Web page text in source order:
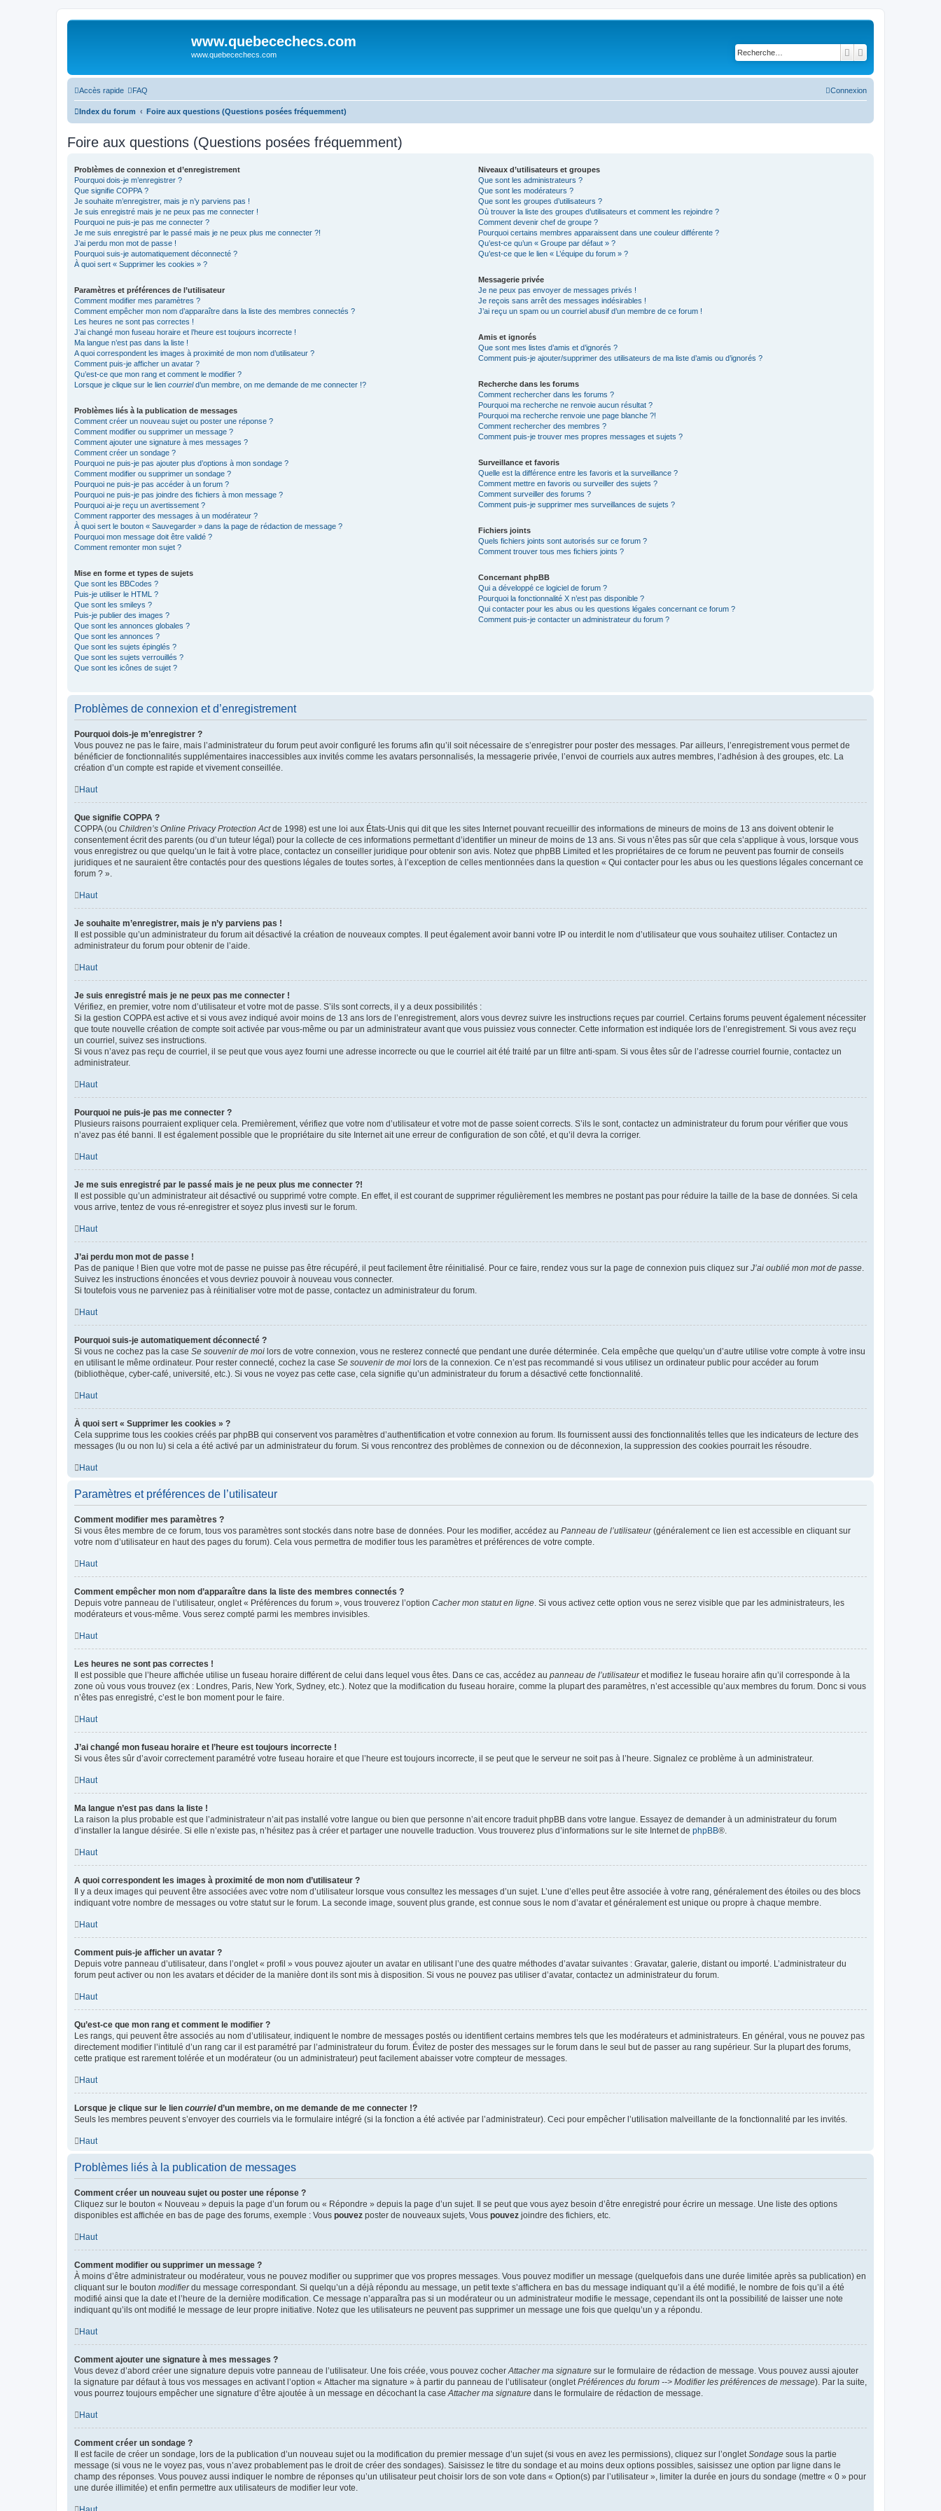
www.quebecechecs.com
www.quebecechecs.com Rechercher
Accès rapide FAQ Connexion
Index du forum Foire aux questions (Questions posées fréquemment)
Foire aux questions (Questions posées fréquemment)
Problèmes de connexion et d’enregistrement
Pourquoi dois-je m’enregistrer ?
Que signifie COPPA ?
Je souhaite m’enregistrer, mais je n’y parviens pas !
Je suis enregistré mais je ne peux pas me connecter !
Pourquoi ne puis-je pas me connecter ?
Je me suis enregistré par le passé mais je ne peux plus me connecter ?!
J’ai perdu mon mot de passe !
Pourquoi suis-je automatiquement déconnecté ?
À quoi sert « Supprimer les cookies » ?
Paramètres et préférences de l’utilisateur
Comment modifier mes paramètres ?
Comment empêcher mon nom d’apparaître dans la liste des membres connectés ?
Les heures ne sont pas correctes !
J’ai changé mon fuseau horaire et l’heure est toujours incorrecte !
Ma langue n’est pas dans la liste !
A quoi correspondent les images à proximité de mon nom d’utilisateur ?
Comment puis-je afficher un avatar ?
Qu’est-ce que mon rang et comment le modifier ?
Lorsque je clique sur le lien courrield’un membre, on me demande de me connecter !?
Problèmes liés à la publication de messages
Comment créer un nouveau sujet ou poster une réponse ?
Comment modifier ou supprimer un message ?
Comment ajouter une signature à mes messages ?
Comment créer un sondage ?
Pourquoi ne puis-je pas ajouter plus d’options à mon sondage ?
Comment modifier ou supprimer un sondage ?
Pourquoi ne puis-je pas accéder à un forum ?
Pourquoi ne puis-je pas joindre des fichiers à mon message ?
Pourquoi ai-je reçu un avertissement ?
Comment rapporter des messages à un modérateur ?
À quoi sert le bouton « Sauvegarder » dans la page de rédaction de message ?
Pourquoi mon message doit être validé ?
Comment remonter mon sujet ?
Mise en forme et types de sujets
Que sont les BBCodes ?
Puis-je utiliser le HTML ?
Que sont les smileys ?
Puis-je publier des images ?
Que sont les annonces globales ?
Que sont les annonces ?
Que sont les sujets épinglés ?
Que sont les sujets verrouillés ?
Que sont les icônes de sujet ?
Niveaux d’utilisateurs et groupes
Que sont les administrateurs ?
Que sont les modérateurs ?
Que sont les groupes d’utilisateurs ?
Où trouver la liste des groupes d’utilisateurs et comment les rejoindre ?
Comment devenir chef de groupe ?
Pourquoi certains membres apparaissent dans une couleur différente ?
Qu’est-ce qu’un « Groupe par défaut » ?
Qu’est-ce que le lien « L’équipe du forum » ?
Messagerie privée
Je ne peux pas envoyer de messages privés !
Je reçois sans arrêt des messages indésirables !
J’ai reçu un spam ou un courriel abusif d’un membre de ce forum !
Amis et ignorés
Que sont mes listes d’amis et d’ignorés ?
Comment puis-je ajouter/supprimer des utilisateurs de ma liste d’amis ou d’ignorés ?
Recherche dans les forums
Comment rechercher dans les forums ?
Pourquoi ma recherche ne renvoie aucun résultat ?
Pourquoi ma recherche renvoie une page blanche ?!
Comment rechercher des membres ?
Comment puis-je trouver mes propres messages et sujets ?
Surveillance et favoris
Quelle est la différence entre les favoris et la surveillance ?
Comment mettre en favoris ou surveiller des sujets ?
Comment surveiller des forums ?
Comment puis-je supprimer mes surveillances de sujets ?
Fichiers joints
Quels fichiers joints sont autorisés sur ce forum ?
Comment trouver tous mes fichiers joints ?
Concernant phpBB
Qui a développé ce logiciel de forum ?
Pourquoi la fonctionnalité X n’est pas disponible ?
Qui contacter pour les abus ou les questions légales concernant ce forum ?
Comment puis-je contacter un administrateur du forum ?
Problèmes de connexion et d’enregistrement
Pourquoi dois-je m’enregistrer ?
Vous pouvez ne pas le faire, mais l’administrateur du forum peut avoir configuré les forums afin qu’il soit nécessaire de s’enregistrer pour poster des messages. Par ailleurs, l’enregistrement vous permet de
bénéficier de fonctionnalités supplémentaires inaccessibles aux invités comme les avatars personnalisés, la messagerie privée, l’envoi de courriels aux autres membres, l’adhésion à des groupes, etc. La
création d’un compte est rapide et vivement conseillée.
Haut
Que signifie COPPA ?
COPPA (ou Children’s Online Privacy Protection Actde 1998) est une loi aux États-Unis qui dit que les sites Internet pouvant recueillir des informations de mineurs de moins de 13 ans doivent obtenir le
consentement écrit des parents (ou d’un tuteur légal) pour la collecte de ces informations permettant d’identifier un mineur de moins de 13 ans. Si vous n’êtes pas sûr que cela s’applique à vous, lorsque vous
vous enregistrez ou que quelqu’un le fait à votre place, contactez un conseiller juridique pour obtenir son avis. Notez que phpBB Limited et les propriétaires de ce forum ne peuvent pas fournir de conseils
juridiques et ne sauraient être contactés pour des questions légales de toutes sortes, à l’exception de celles mentionnées dans la question « Qui contacter pour les abus ou les questions légales concernant ce
forum ? ».
Haut
Je souhaite m’enregistrer, mais je n’y parviens pas !
Il est possible qu’un administrateur du forum ait désactivé la création de nouveaux comptes. Il peut également avoir banni votre IP ou interdit le nom d’utilisateur que vous souhaitez utiliser. Contactez un
administrateur du forum pour obtenir de l’aide.
Haut
Je suis enregistré mais je ne peux pas me connecter !
Vérifiez, en premier, votre nom d’utilisateur et votre mot de passe. S’ils sont corrects, il y a deux possibilités :
Si la gestion COPPA est active et si vous avez indiqué avoir moins de 13 ans lors de l’enregistrement, alors vous devrez suivre les instructions reçues par courriel. Certains forums peuvent également nécessiter
que toute nouvelle création de compte soit activée par vous-même ou par un administrateur avant que vous puissiez vous connecter. Cette information est indiquée lors de l’enregistrement. Si vous avez reçu
un courriel, suivez ses instructions.
Si vous n’avez pas reçu de courriel, il se peut que vous ayez fourni une adresse incorrecte ou que le courriel ait été traité par un filtre anti-spam. Si vous êtes sûr de l’adresse courriel fournie, contactez un
administrateur.
Haut
Pourquoi ne puis-je pas me connecter ?
Plusieurs raisons pourraient expliquer cela. Premièrement, vérifiez que votre nom d’utilisateur et votre mot de passe soient corrects. S’ils le sont, contactez un administrateur du forum pour vérifier que vous
n’avez pas été banni. Il est également possible que le propriétaire du site Internet ait une erreur de configuration de son côté, et qu’il devra la corriger.
Haut
Je me suis enregistré par le passé mais je ne peux plus me connecter ?!
Il est possible qu’un administrateur ait désactivé ou supprimé votre compte. En effet, il est courant de supprimer régulièrement les membres ne postant pas pour réduire la taille de la base de données. Si cela
vous arrive, tentez de vous ré-enregistrer et soyez plus investi sur le forum.
Haut
J’ai perdu mon mot de passe !
Pas de panique ! Bien que votre mot de passe ne puisse pas être récupéré, il peut facilement être réinitialisé. Pour ce faire, rendez vous sur la page de connexion puis cliquez sur J’ai oublié mon mot de passe
Suivez les instructions énoncées et vous devriez pouvoir à nouveau vous connecter.
Si toutefois vous ne parveniez pas à réinitialiser votre mot de passe, contactez un administrateur du forum.
Haut
Pourquoi suis-je automatiquement déconnecté ?
Si vous ne cochez pas la case Se souvenir de moi lors de votre connexion, vous ne resterez connecté que pendant une durée déterminée. Cela empêche que quelqu’un d’autre utilise votre compte à votre insu
en utilisant le même ordinateur. Pour rester connecté, cochez la case Se souvenir de moi lors de la connexion. Ce n’est pas recommandé si vous utilisez un ordinateur public pour accéder au forum
(bibliothèque, cyber-café, université, etc.). Si vous ne voyez pas cette case, cela signifie qu’un administrateur du forum a désactivé cette fonctionnalité.
Haut
À quoi sert « Supprimer les cookies » ?
Cela supprime tous les cookies créés par phpBB qui conservent vos paramètres d’authentification et votre connexion au forum. Ils fournissent aussi des fonctionnalités telles que les indicateurs de lecture des
messages (lu ou non lu) si cela a été activé par un administrateur du forum. Si vous rencontrez des problèmes de connexion ou de déconnexion, la suppression des cookies pourrait les résoudre.
Haut
Paramètres et préférences de l’utilisateur
Comment modifier mes paramètres ?
Si vous êtes membre de ce forum, tous vos paramètres sont stockés dans notre base de données. Pour les modifier, accédez au Panneau de l’utilisateur(généralement ce lien est accessible en cliquant sur
votre nom d’utilisateur en haut des pages du forum). Cela vous permettra de modifier tous les paramètres et préférences de votre compte.
Haut
Comment empêcher mon nom d’apparaître dans la liste des membres connectés ?
Depuis votre panneau de l’utilisateur, onglet « Préférences du forum », vous trouverez l’option Cacher mon statut en ligne . Si vous activez cette option vous ne serez visible que par les administrateurs, les
modérateurs et vous-même. Vous serez compté parmi les membres invisibles.
Haut
Les heures ne sont pas correctes !
Il est possible que l’heure affichée utilise un fuseau horaire différent de celui dans lequel vous êtes. Dans ce cas, accédez au panneau de l’utilisateuret modifiez le fuseau horaire afin qu’il corresponde à la
zone où vous vous trouvez (ex : Londres, Paris, New York, Sydney, etc.). Notez que la modification du fuseau horaire, comme la plupart des paramètres, n’est accessible qu’aux membres du forum. Donc si vous
n’êtes pas enregistré, c’est le bon moment pour le faire.
Haut
J’ai changé mon fuseau horaire et l’heure est toujours incorrecte !
Si vous êtes sûr d’avoir correctement paramétré votre fuseau horaire et que l’heure est toujours incorrecte, il se peut que le serveur ne soit pas à l’heure. Signalez ce problème à un administrateur.
Haut
Ma langue n’est pas dans la liste !
La raison la plus probable est que l’administrateur n’ait pas installé votre langue ou bien que personne n’ait encore traduit phpBB dans votre langue. Essayez de demander à un administrateur du forum
d’installer la langue désirée. Si elle n’existe pas, n’hésitez pas à créer et partager une nouvelle traduction. Vous trouverez plus d’informations sur le site Internet de phpBB®.
Haut
A quoi correspondent les images à proximité de mon nom d’utilisateur ?
Il y a deux images qui peuvent être associées avec votre nom d’utilisateur lorsque vous consultez les messages d’un sujet. L’une d’elles peut être associée à votre rang, généralement des étoiles ou des blocs
indiquant votre nombre de messages ou votre statut sur le forum. La seconde image, souvent plus grande, est connue sous le nom d’avatar et généralement est unique ou propre à chaque membre.
Haut
Comment puis-je afficher un avatar ?
Depuis votre panneau d’utilisateur, dans l’onglet « profil » vous pouvez ajouter un avatar en utilisant l’une des quatre méthodes d’avatar suivantes : Gravatar, galerie, distant ou importé. L’administrateur du
forum peut activer ou non les avatars et décider de la manière dont ils sont mis à disposition. Si vous ne pouvez pas utiliser d’avatar, contactez un administrateur du forum.
Haut
Qu’est-ce que mon rang et comment le modifier ?
Les rangs, qui peuvent être associés au nom d’utilisateur, indiquent le nombre de messages postés ou identifient certains membres tels que les modérateurs et administrateurs. En général, vous ne pouvez pas
directement modifier l’intitulé d’un rang car il est paramétré par l’administrateur du forum. Évitez de poster des messages sur le forum dans le seul but de passer au rang supérieur. Sur la plupart des forums,
cette pratique est rarement tolérée et un modérateur (ou un administrateur) peut facilement abaisser votre compteur de messages.
Haut
Lorsque je clique sur le lien courrield’un membre, on me demande de me connecter !?
Seuls les membres peuvent s’envoyer des courriels via le formulaire intégré (si la fonction a été activée par l’administrateur). Ceci pour empêcher l’utilisation malveillante de la fonctionnalité par les invités.
Haut
Problèmes liés à la publication de messages
Comment créer un nouveau sujet ou poster une réponse ?
Cliquez sur le bouton « Nouveau » depuis la page d’un forum ou « Répondre » depuis la page d’un sujet. Il se peut que vous ayez besoin d’être enregistré pour écrire un message. Une liste des options
disponibles est affichée en bas de page des forums, exemple : Vous pouvez poster de nouveaux sujets, Vous pouvez joindre des fichiers, etc.
Haut
Comment modifier ou supprimer un message ?
À moins d’être administrateur ou modérateur, vous ne pouvez modifier ou supprimer que vos propres messages. Vous pouvez modifier un message (quelquefois dans une durée limitée après sa publication) en
cliquant sur le bouton modifierdu message correspondant. Si quelqu’un a déjà répondu au message, un petit texte s’affichera en bas du message indiquant qu’il a été modifié, le nombre de fois qu’il a été
modifié ainsi que la date et l’heure de la dernière modification. Ce message n’apparaîtra pas si un modérateur ou un administrateur modifie le message, cependant ils ont la possibilité de laisser une note
indiquant qu’ils ont modifié le message de leur propre initiative. Notez que les utilisateurs ne peuvent pas supprimer un message une fois que quelqu’un y a répondu.
Haut
Comment ajouter une signature à mes messages ?
Vous devez d’abord créer une signature depuis votre panneau de l’utilisateur. Une fois créée, vous pouvez cocher Attacher ma signature sur le formulaire de rédaction de message. Vous pouvez aussi ajouter
la signature par défaut à tous vos messages en activant l’option « Attacher ma signature » à partir du panneau de l’utilisateur (onglet Préférences du forum --> Modifier les préférences de message). Par la suite,
vous pourrez toujours empêcher une signature d’être ajoutée à un message en décochant la case Attacher ma signature dans le formulaire de rédaction de message.
Haut
Comment créer un sondage ?
Il est facile de créer un sondage, lors de la publication d’un nouveau sujet ou la modification du premier message d’un sujet (si vous en avez les permissions), cliquez sur l’onglet Sondage sous la partie
message (si vous ne le voyez pas, vous n’avez probablement pas le droit de créer des sondages). Saisissez le titre du sondage et au moins deux options possibles, saisissez une option par ligne dans le
champ des réponses. Vous pouvez aussi indiquer le nombre de réponses qu’un utilisateur peut choisir lors de son vote dans « Option(s) par l’utilisateur », limiter la durée en jours du sondage (mettre « 0 » pour
une durée illimitée) et enfin permettre aux utilisateurs de modifier leur vote.